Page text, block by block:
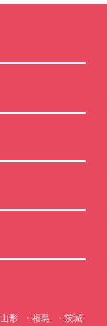
山形 福島
茨城